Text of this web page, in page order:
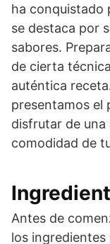
ha conquistado
se destaca por
sabores.
de cierta
auténtica
presentamos el
disfrutar de una
comodidad de
Antes de
los ingredientes